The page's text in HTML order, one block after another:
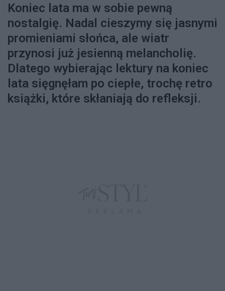
Koniec lata ma w sobie pewną
nostalgię. Nadal cieszymy się jasnymi
promieniami słońca, ale wiatr
przynosi już jesienną melancholię.
Dlatego wybierając lektury na koniec
lata sięgnęłam po ciepłe, trochę retro
książki, które skłaniają do refleksji.